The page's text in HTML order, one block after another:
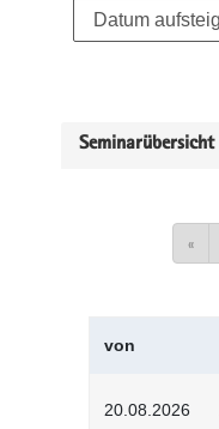
Seminarübersicht
«
von
20.08.2026